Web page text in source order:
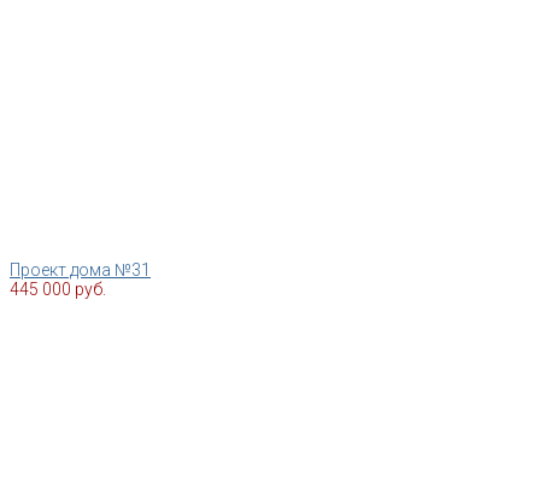
Проект дома №31
445 000 руб.